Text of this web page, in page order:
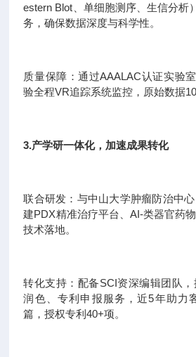
estern Blot、单细胞测序、生信分析
务，确保数据深度与科学性。
质量保障：通过AAALAC认证实验
验全程VR追踪系统监控，原始数据
3.产学研一体化，加速成果转化
联合研发：与中山大学肿瘤防治中
建PDX精准治疗平台、AI-类器官药
技术落地。
转化支持：配备SCI资深编辑团队
润色、专利申报服务，近5年助力
篇，授权专利40+项。